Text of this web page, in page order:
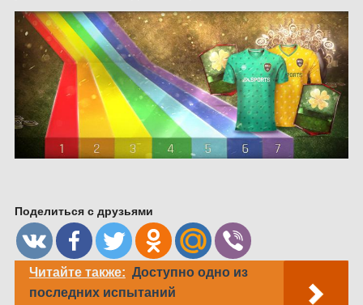
Поделиться с друзьями
Читайте также: Доступно одно из
последних испытаний